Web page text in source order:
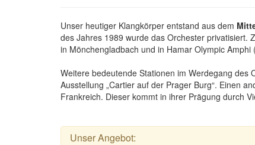
Unser heutiger Klangkörper entstand aus dem
des Jahres 1989 wurde das Orchester privatisiert.
in Mönchengladbach und in Hamar Olympic
Weitere bedeutende Stationen im Werdegang des
Ausstellung „Cartier auf der Prager Burg“. Einen
Frankreich. Dieser kommt in ihrer Prägung durch
Unser Angebot: